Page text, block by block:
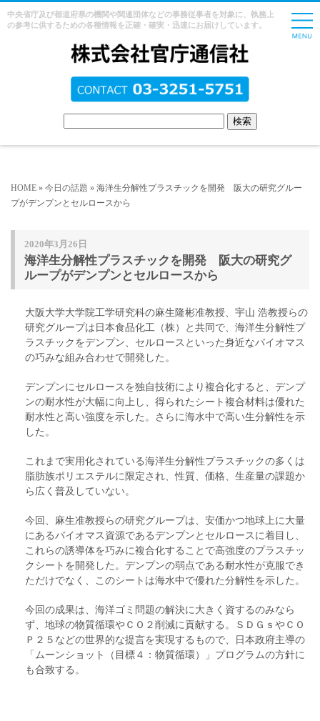
中央省庁及び都道府県の機関や関連団体などの事務従事者を対象に、執務上
の参考に供するための各種情報を正確・確実・迅速にお届けしています。
HOME » 今日の話題 » 海洋生分解性プラスチックを開発 阪大の研究グルー
プがデンプンとセルロースから
2020年3月26日
海洋生分解性プラスチックを開発 阪大の研究グ
ループがデンプンとセルロースから
大阪大学大学院工学研究科の麻生隆彬准教授、宇山 浩教授らの
研究グループは日本食品化工（株）と共同で、海洋生分解性プ
ラスチックをデンプン、セルロースといった身近なバイオマス
の巧みな組み合わせで開発した。
デンプンにセルロースを独自技術により複合化すると、デンプ
ンの耐水性が大幅に向上し、得られたシート複合材料は優れた
耐水性と高い強度を示した。さらに海水中で高い生分解性を示
した。
これまで実用化されている海洋生分解性プラスチックの多くは
脂肪族ポリエステルに限定され、性質、価格、生産量の課題か
ら広く普及していない。
今回、麻生准教授らの研究グループは、安価かつ地球上に大量
にあるバイオマス資源であるデンプンとセルロースに着目し、
これらの誘導体を巧みに複合化することで高強度のプラスチッ
クシートを開発した。デンプンの弱点である耐水性が克服でき
ただけでなく、このシートは海水中で優れた分解性を示した。
今回の成果は、海洋ゴミ問題の解決に大きく資するのみなら
ず、地球の物質循環やＣＯ２削減に貢献する。ＳＤＧｓやＣＯ
Ｐ２５などの世界的な提言を実現するもので、日本政府主導の
「ムーンショット（目標４：物質循環）」プログラムの方針に
も合致する。